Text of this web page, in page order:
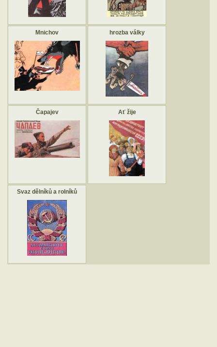
Mnichov hrozba války
Čapajev Ať žije
Svaz dělníků a rolníků